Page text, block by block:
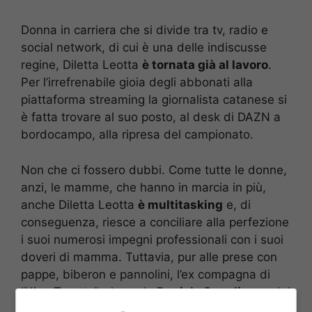
Donna in carriera che si divide tra tv, radio e
social network, di cui è una delle indiscusse
regine, Diletta Leotta è tornata già al lavoro.
Per l’irrefrenabile gioia degli abbonati alla
piattaforma streaming la giornalista catanese si
è fatta trovare al suo posto, al desk di DAZN a
bordocampo, alla ripresa del campionato.
Non che ci fossero dubbi. Come tutte le donne,
anzi, le mamme, che hanno in marcia in più,
anche Diletta Leotta è multitasking e, di
conseguenza, riesce a conciliare alla perfezione
i suoi numerosi impegni professionali con i suoi
doveri di mamma. Tuttavia, pur alle prese con
pappe, biberon e pannolini, l’ex compagna di
“King Toretto”, al secoloDaniele Scardina, e del
divo delle soap opera made in Turkey,